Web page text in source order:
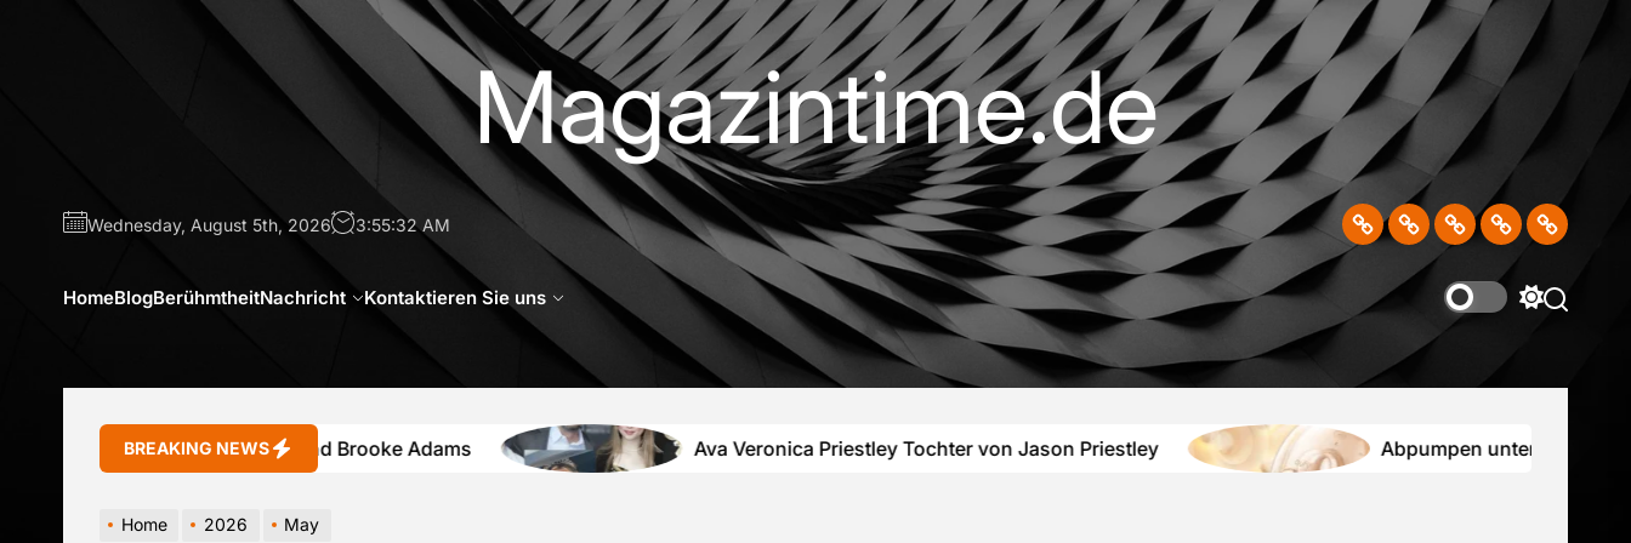
Magazintime.de
Wednesday, August 5th, 2026 3:55:33 AM
Home Blog Berühmtheit
Nachricht
uns
HomeBlogBerühmtheitNachricht Kontaktieren Sie uns
Switch
BREAKING NEWS
Tony Shalhoub und Brooke Adams Ava Veronica Priestley Tochter von Jason Priestley Abpumpen unterwegs: So bleibt die
Home 2026 May